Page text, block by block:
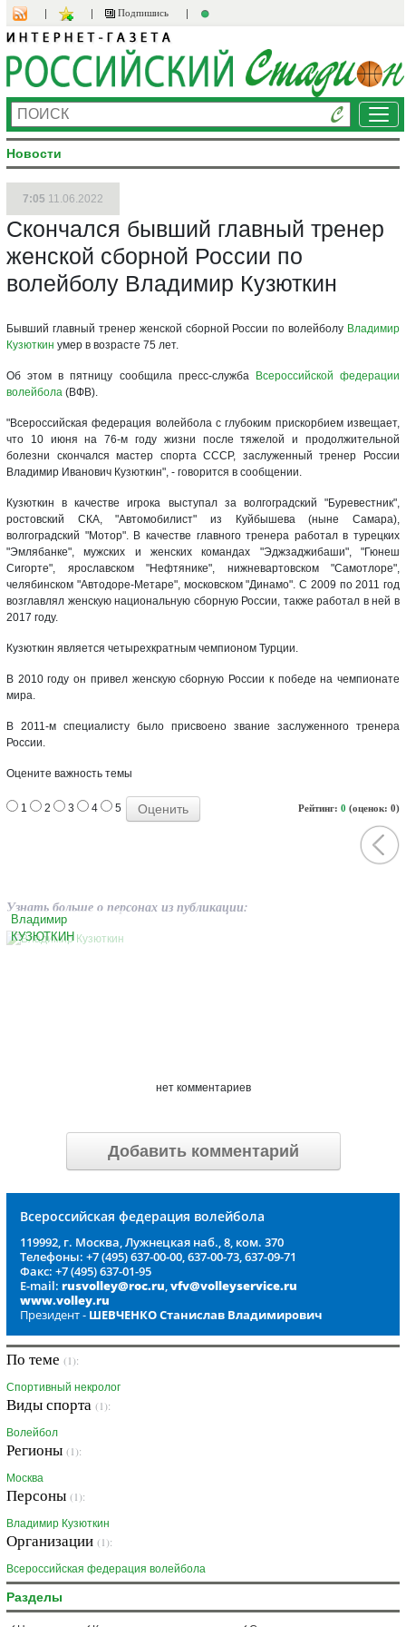
Подпишись
Новости
7:05 11.06.2022
Скончался бывший главный тренер
женской сборной России по
волейболу Владимир Кузюткин
Бывший главный тренер женской сборной России по волейболу Владимир
Кузюткин умер в возрасте 75 лет.
Об этом в пятницу сообщила пресс-служба
Всероссийской федерации
волейбола (ВФВ).
"Всероссийская федерация волейбола с глубоким прискорбием извещает,
что 10 июня на 76-м году жизни после тяжелой и продолжительной
болезни скончался мастер спорта СССР, заслуженный тренер России
Владимир Иванович Кузюткин", - говорится в сообщении.
Кузюткин в качестве игрока выступал за волгоградский "Буревестник",
ростовский СКА, "Автомобилист" из Куйбышева (ныне Самара),
волгоградский "Мотор". В качестве главного тренера работал в турецких
"Эмлябанке", мужских и женских командах "Эджзаджибаши", "Гюнеш
Сигорте", ярославском "Нефтянике", нижневартовском "Самотлоре",
челябинском "Автодоре-Метаре", московском "Динамо". С 2009 по 2011 год
возглавлял женскую национальную сборную России, также работал в ней в
2017 году.
Кузюткин является четырехкратным чемпионом Турции.
В 2010 году он привел женскую сборную России к победе на чемпионате
мира.
В 2011-м специалисту было присвоено звание заслуженного тренера
России.
Оцените важность темы
Рейтинг: 0 (оценок: 0)
1 2 3 4 5
Узнать больше о персонах из публикации:
Владимир
КУЗЮТКИН
нет комментариев
Добавить комментарий
Всероссийская федерация волейбола
119992, г. Москва, Лужнецкая наб., 8, ком. 370
Телефоны: +7 (495) 637-00-00, 637-00-73, 637-09-71
Факс: +7 (495) 637-01-95
E-mail: rusvolley@roc.ru,vfv@volleyservice.ru
www.volley.ru
Президент - ШЕВЧЕНКО Станислав Владимирович
По теме (1):
Спортивный некролог
Виды спорта (1):
Волейбол
Регионы (1):
Москва
Персоны (1):
Владимир Кузюткин
Организации (1):
Всероссийская федерация волейбола
Разделы